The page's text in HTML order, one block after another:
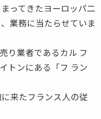
ってきたヨーロッパ二
業務に当たらせていま
り業者であるカル フ
トンにある「フ ラン
来たフランス人の従